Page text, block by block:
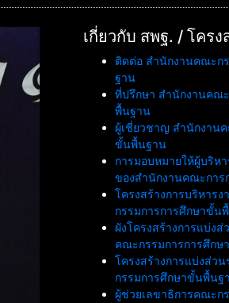
เกี่ยวกับ สพฐ. / โครง
ติดต่อ สำนักงานคณะก
ฐาน
ที่ปรึกษา สำนักงานคณ
พื้นฐาน
ผู้เชี่ยวชาญ สำนักงาน
ขั้นพื้นฐาน
การมอบหมายให้ผู้บริห
ของสำนักงานคณะกา
โครงสร้างการบริหาร
กรรมการการศึกษาขั้น
ผังโครงสร้างการแบ่ง
คณะกรรมการการศึก
โครงสร้างการแบ่งส่ว
กรรมการศึกษาขั้นพื้นฐ
ผู้ช่วยเลขาธิการคณะก